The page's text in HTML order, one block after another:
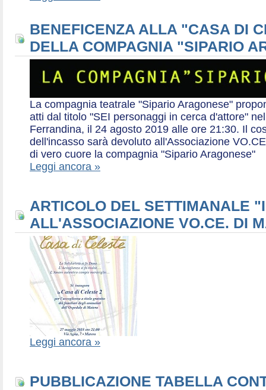
BENEFICENZA ALLA "CASA DI
DELLA COMPAGNIA "SIPARIO
La compagnia teatrale "Sipario Aragonese"
atti dal titolo "SEI personaggi in cerca d'attore"
Ferrandina, il 24 agosto 2019 alle ore 21:30. Il
dell'incasso sarà devoluto all'Associazione
di vero cuore la compagnia "Sipario Aragonese"
Leggi ancora »
ARTICOLO DEL SETTIMANALE
ALL'ASSOCIAZIONE VO.CE. DI
Leggi ancora »
PUBBLICAZIONE TABELLA